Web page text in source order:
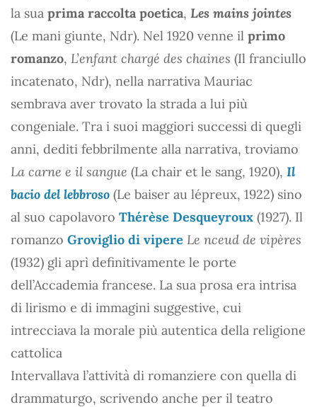
la sua prima raccolta poetica, Les mains jointes
(Le mani giunte, Ndr). Nel 1920 venne il primo
romanzo, L’enfant chargé des chaines (Il franciullo
incatenato, Ndr), nella narrativa Mauriac
sembrava aver trovato la strada a lui più
congeniale. Tra i suoi maggiori successi di quegli
anni, dediti febbrilmente alla narrativa, troviamo
La carne e il sangue (La chair et le sang, 1920), Il
bacio del lebbroso (Le baiser au lépreux, 1922) sino
al suo capolavoro Thérèse Desqueyroux (1927). Il
romanzo Groviglio di vipere Le nceud de vipères
(1932) gli aprì definitivamente le porte
dell’Accademia francese. La sua prosa era intrisa
di lirismo e di immagini suggestive, cui
intrecciava la morale più autentica della religione
cattolica
Intervallava l’attività di romanziere con quella di
drammaturgo, scrivendo anche per il teatro